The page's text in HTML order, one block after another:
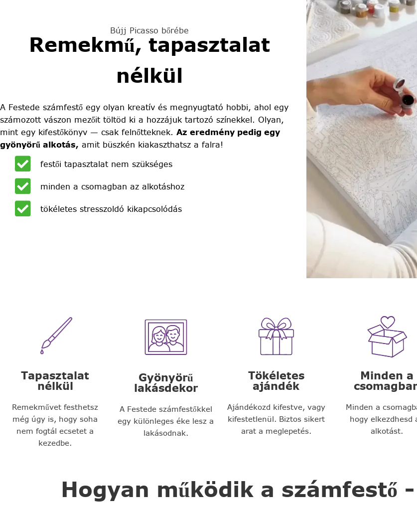
Bújj Picasso bőrébe
Remekmű, tapasztalat
nélkül
A Festede számfestő egy olyan kreatív és megnyugtató hobbi, ahol egy
számozott vászon mezőit töltöd ki a hozzájuk tartozó színekkel. Olyan,
mint egy kifestőkönyv — csak felnőtteknek. Az eredmény pedig egy
gyönyörű alkotás, amit büszkén kiakaszthatsz a falra!
festői tapasztalat nem szükséges
minden a csomagban az alkotáshoz
tökéletes stresszoldó kikapcsolódás
Tapasztalat
nélkül
Remekművet festhetsz
még úgy is, hogy soha
nem fogtál ecsetet a
kezedbe.
Gyönyörű
lakásdekor
A Festede számfestőkkel
egy különleges éke lesz a
lakásodnak.
Tökéletes
ajándék
Ajándékozd kifestve, vagy
kifestetlenül. Biztos sikert
arat a meglepetés.
Minden a
Minden a
hogy elkezdhesd
alkotást.
Hogyan működik a számfestő